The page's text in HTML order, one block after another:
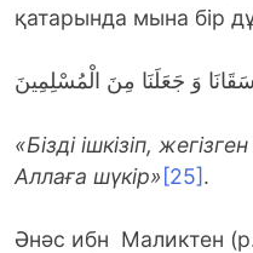
қатарында мына бір
وَ جَعَلَنَا مِنَ الْمُسْلِمِينَ
«Бізді ішкізіп,
Аллаға шүкір»[25].
Әнәс ибн Маликтен